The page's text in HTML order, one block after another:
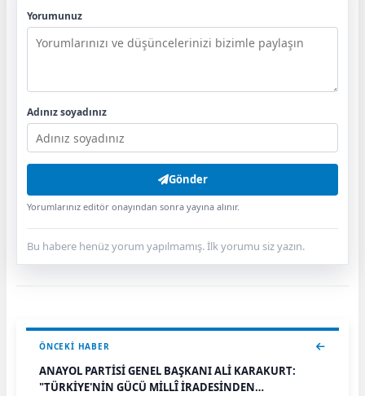
Yorumunuz
Adınız soyadınız
Gönder
Yorumlarınız editör onayından sonra yayına alınır.
Bu habere henüz yorum yapılmamış. İlk yorumu siz yazın.
ÖNCEKI HABER
ANAYOL PARTİSİ GENEL BAŞKANI ALİ KARAKURT:
"TÜRKİYE'NİN GÜCÜ MİLLÎ İRADESİNDEN